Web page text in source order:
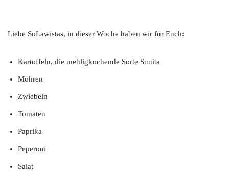
Liebe SoLawistas, in dieser Woche haben wir für Euch:
Kartoffeln, die mehligkochende Sorte Sunita
Möhren
Zwiebeln
Tomaten
Paprika
Peperoni
Salat